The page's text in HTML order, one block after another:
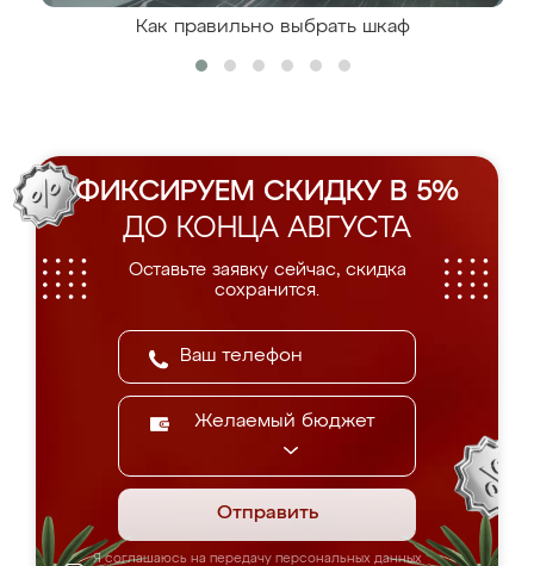
Как правильно выбрать шкаф
ФИКСИРУЕМ СКИДКУ В 5%
ДО КОНЦА АВГУСТА
Оставьте заявку сейчас, скидка
сохранится.
Желаемый бюджет
Отправить
Я соглашаюсь на передачу персональных данных